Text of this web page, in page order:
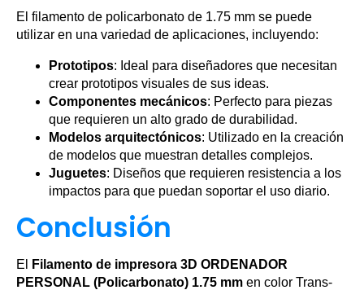
El filamento de policarbonato de 1.75 mm se puede
utilizar en una variedad de aplicaciones, incluyendo:
Prototipos: Ideal para diseñadores que necesitan
crear prototipos visuales de sus ideas.
Componentes mecánicos: Perfecto para piezas
que requieren un alto grado de durabilidad.
Modelos arquitectónicos: Utilizado en la creación
de modelos que muestran detalles complejos.
Juguetes: Diseños que requieren resistencia a los
impactos para que puedan soportar el uso diario.
Conclusión
El
Filamento de impresora 3D ORDENADOR
PERSONAL (Policarbonato) 1.75 mm en color Trans-